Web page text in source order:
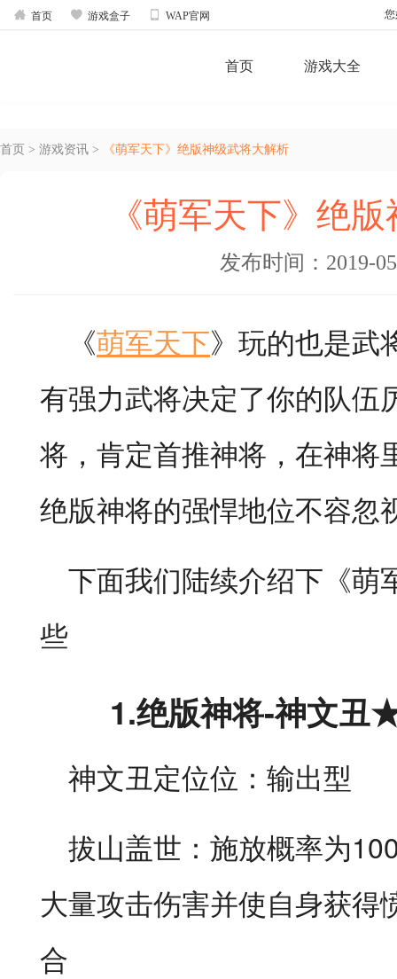
 首页  游戏盒子  WAP官网
首页 游戏大全
首页 > 游戏资讯 > 《萌军天下》绝版神级武将大解析
《萌军天下》绝
发布时间：2019-
《萌军天下》玩的也是武
有强力武将决定了你的队伍
将，肯定首推神将，在神将
绝版神将的强悍地位不容忽
下面我们陆续介绍下《萌
些
1.绝版神将-神
神文丑定位位：输出型
拔山盖世：施放概率为
大量攻击伤害并使自身获得
合